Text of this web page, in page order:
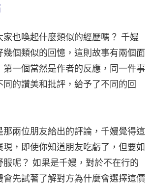
也喚起什麼類似的經歷嗎？ 千嫚
幾個類似的回憶，這則故事有兩個面
第一個當然是作者的反應，同一件事
的讚美和批評，給予了不同的回
那兩位朋友給出的評論，千嫚覺得這
現，即使你知道朋友吃虧了，但要如
呢？ 如果是千嫚，對於不在行的
會先試著了解對方為什麼會選擇這價